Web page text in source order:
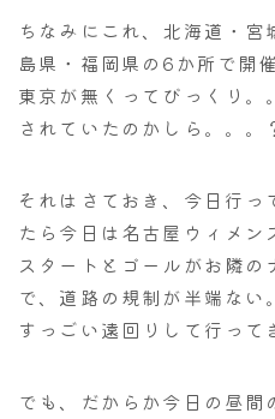
ちなみにこれ、北海道・
島県・福岡県の6か所で開
東京が無くってびっくり
されていたのかしら。。。
それはさておき、今日行
たら今日は名古屋ウィメン
スタートとゴールがお隣の
で、道路の規制が半端ない
すっごい遠回りして行って
でも、だからか今日の昼間